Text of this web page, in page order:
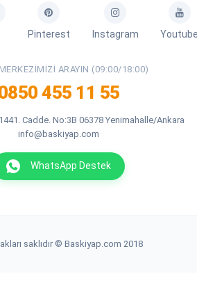
Pinterest Instagram
ARAYIN (09:00/18:00)
455 11 55
Cadde. No:3B 06378 Yenimahalle/Ankara
info@baskiyap.com
WhatsApp Destek
saklıdır © Baskiyap.com 2018